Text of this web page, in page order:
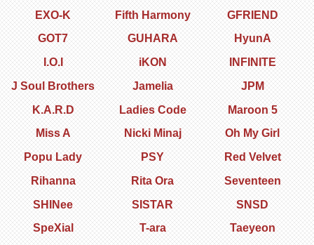
EXO-K
Fifth Harmony
GFRIEND
GOT7
GUHARA
HyunA
I.O.I
iKON
INFINITE
J Soul Brothers
Jamelia
JPM
K.A.R.D
Ladies Code
Maroon 5
Miss A
Nicki Minaj
Oh My Girl
Popu Lady
PSY
Red Velvet
Rihanna
Rita Ora
Seventeen
SHINee
SISTAR
SNSD
SpeXial
T-ara
Taeyeon